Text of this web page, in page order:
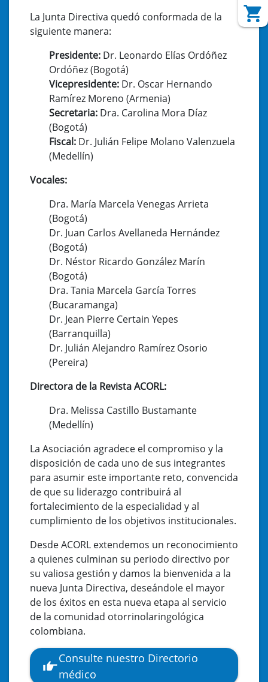
La Junta Directiva quedó conformada de la
siguiente manera:
Presidente: Dr. Leonardo Elías Ordóñez
Ordóñez (Bogotá)
Vicepresidente: Dr. Oscar Hernando
Ramírez Moreno (Armenia)
Secretaria: Dra. Carolina Mora Díaz
(Bogotá)
Fiscal: Dr. Julián Felipe Molano Valenzuela
(Medellín)
Vocales:
Dra. María Marcela Venegas Arrieta
(Bogotá)
Dr. Juan Carlos Avellaneda Hernández
(Bogotá)
Dr. Néstor Ricardo González Marín
(Bogotá)
Dra. Tania Marcela García Torres
(Bucaramanga)
Dr. Jean Pierre Certain Yepes
(Barranquilla)
Dr. Julián Alejandro Ramírez Osorio
(Pereira)
Directora de la Revista ACORL:
Dra. Melissa Castillo Bustamante
(Medellín)
La Asociación agradece el compromiso y la
disposición de cada uno de sus integrantes
para asumir este importante reto, convencida
de que su liderazgo contribuirá al
fortalecimiento de la especialidad y al
cumplimiento de los objetivos institucionales.
Desde ACORL extendemos un reconocimiento
a quienes culminan su periodo directivo por
su valiosa gestión y damos la bienvenida a la
nueva Junta Directiva, deseándole el mayor
de los éxitos en esta nueva etapa al servicio
de la comunidad otorrinolaringológica
colombiana.
Consulte nuestro Directorio
médico